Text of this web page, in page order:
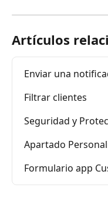
Artículos
Enviar una
Filtrar clientes
Seguridad y
Apartado
Formulario app